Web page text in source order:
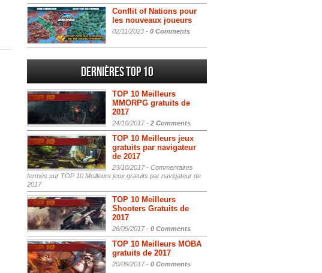
Conflit of Nations pour
les nouveaux joueurs
02/11/2023 - 0 Comments
Dernières Top 10
TOP 10 Meilleurs
MMORPG gratuits de
2017
24/10/2017 - 2 Comments
TOP 10 Meilleurs jeux
gratuits par navigateur
de 2017
23/10/2017 - Commentaires
fermés sur TOP 10 Meilleurs jeux gratuits par navigateur de
2017
TOP 10 Meilleurs
Shooters Gratuits de
2017
26/09/2017 - 0 Comments
TOP 10 Meilleurs MOBA
gratuits de 2017
20/09/2017 - 0 Comments